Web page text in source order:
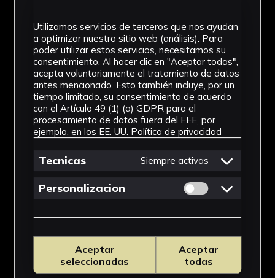
Descargar Ficha
IMÁGENES
Utilizamos servicios de terceros que nos ayudan
a optimizar nuestro sitio web (análisis). Para
poder utilizar estos servicios, necesitamos su
consentimiento. Al hacer clic en "Aceptar todas",
acepta voluntariamente el tratamiento de datos
antes mencionado. Esto también incluye, por un
tiempo limitado, su consentimiento de acuerdo
con el Artículo 49 (1) (a) GDPR para el
procesamiento de datos fuera del EEE, por
ejemplo, en los EE. UU. Política de privacidad
Tecnicas Siempre activas
Personalizacion Permitir cookies
Aceptar
seleccionadas
Aceptar
todas